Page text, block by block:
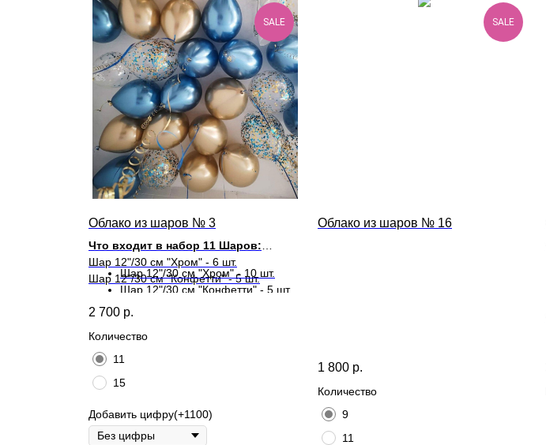
SALE
Облако из шаров № 3
Что входит в набор 11 Шаров:
Шар 12"/30 см "Хром" - 6 шт.
Шар 12"/30 см "Конфетти" - 5 шт.
Что входит в набор 15 Шаров:
Шар 12"/30 см "Хром" - 10 шт.
Шар 12"/30 см "Конфетти" - 5 шт.
2 700 р.
Количество
11
15
Добавить цифру(+1100)
SALE
Облако из шаров № 16
1 800 р.
Количество
9
11